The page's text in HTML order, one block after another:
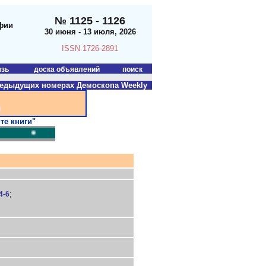
№ 1125 - 1126
30 июня - 13 июля, 2026
ISSN 1726-2891
доска объявлений поиск
номерах Демоскопа Weekly
книги"
6;